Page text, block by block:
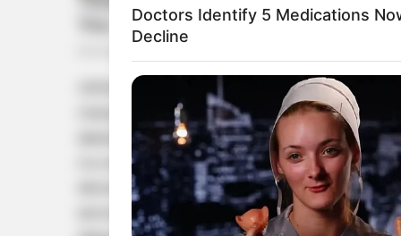
വിവിധ വിഷയങ്ങളില്‍
നയരൂപീകരണമടക്കമുള്ള കാര്യങ്ങള്‍ സഭയില്‍
മേഖലകളിലെ പ്രവര്‍ത്തനം സംബന്ധിച്ചുളള
സംഘടനകളുടെ വാര്‍ഷിക റിപ്പോര്‍ട്ടും
അവതരിപ്പിക്കും. ആര്‍.എസ്.എസിന്റെ
ദേവറസിന്റെയും ജനസംഘം സ്ഥാപകന്‍
Doctors Identify 5 Medications
Decline